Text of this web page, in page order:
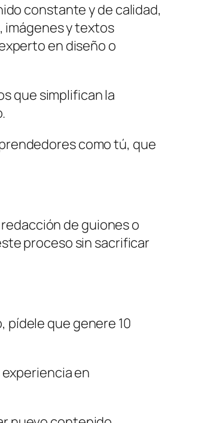
constante y de calidad,
imágenes y textos
en diseño o
que simplifican la
como tú, que
de guiones o
proceso sin sacrificar
pídele que genere 10
en